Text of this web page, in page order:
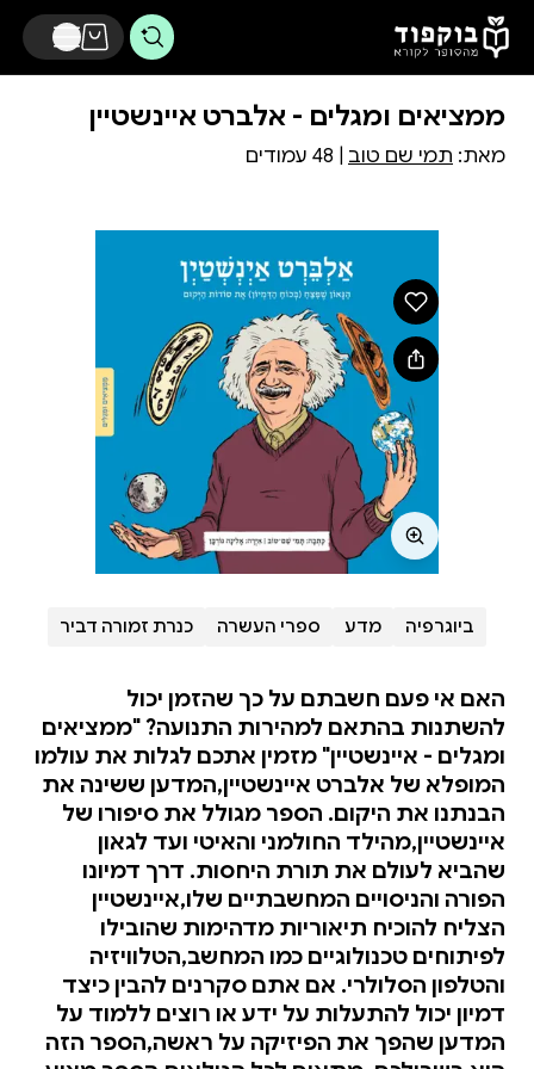
דלג לתוכן הראשי
ממציאים ומגלים - אלברט איינשטיין
מאת: תמי שם טוב
ביוגרפיה מדע ספרי העשרה כנרת זמורה דביר
האם אי פעם חשבתם על כך שהזמן יכול
להשתנות בהתאם למהירות התנועה? "ממציאים
ומגלים - איינשטיין" מזמין אתכם לגלות את עולמו
המופלא של אלברט איינשטיין,המדען ששינה את
הבנתנו את היקום. הספר מגולל את סיפורו של
איינשטיין,מהילד החולמני והאיטי ועד לגאון
שהביא לעולם את תורת היחסות. דרך דמיונו
הפורה והניסויים המחשבתיים שלו,איינשטיין
הצליח להוכיח תיאוריות מדהימות שהובילו
לפיתוחים טכנולוגיים כמו המחשב,הטלוויזיה
והטלפון הסלולרי. אם אתם סקרנים להבין כיצד
דמיון יכול להתעלות על ידע או רוצים ללמוד על
המדען שהפך את הפיזיקה על ראשה,הספר הזה